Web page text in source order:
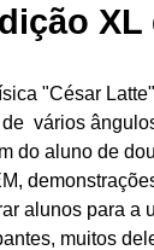
"César
vários
do aluno de
alunos para
muitos